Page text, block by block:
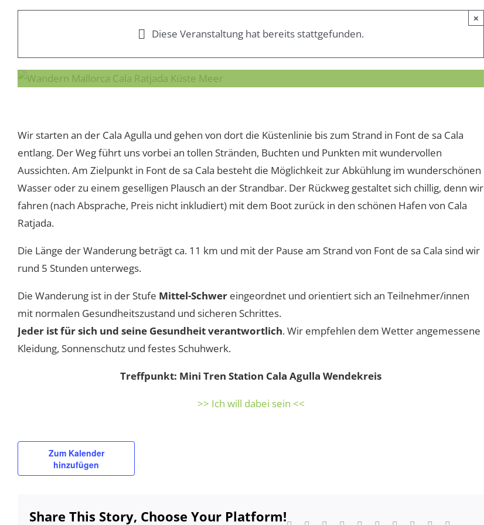
×
Diese Veranstaltung hat bereits stattgefunden.
13/10/2023 @ 11:00-17:00CEST | €39
Wir starten an der Cala Agulla und gehen von dort die Küstenlinie bis zum Strand in Font de sa Cala
entlang. Der Weg führt uns vorbei an tollen Stränden, Buchten und Punkten mit wundervollen
Aussichten. Am Zielpunkt in Font de sa Cala besteht die Möglichkeit zur Abkühlung im wunderschönen
Wasser oder zu einem geselligen Plausch an der Strandbar. Der Rückweg gestaltet sich chillig, denn wir
fahren (nach Absprache, Preis nicht inkludiert) mit dem Boot zurück in den schönen Hafen von Cala
Ratjada.
Die Länge der Wanderung beträgt ca. 11 km und mit der Pause am Strand von Font de sa Cala sind wir
rund 5 Stunden unterwegs.
Die Wanderung ist in der Stufe Mittel-Schwereingeordnet und orientiert sich an Teilnehmer/innen
mit normalen Gesundheitszustand und sicheren Schrittes.
Jeder ist für sich und seine Gesundheit verantwortlich. Wir empfehlen dem Wetter angemessene
Kleidung, Sonnenschutz und festes Schuhwerk.
Treffpunkt: Mini Tren Station Cala Agulla Wendekreis
>> Ich will dabei sein <<
Zum Kalender
hinzufügen
Share This Story, Choose Your Platform!